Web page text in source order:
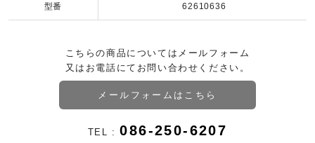
型番 62610636
こちらの商品についてはメールフォーム
又はお電話にてお問い合わせください。
メールフォームはこちら
TEL :086-250-6207